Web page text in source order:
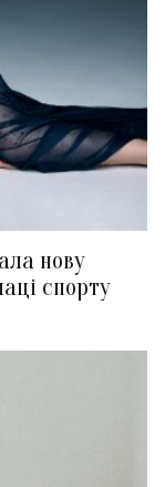
нову
спорту